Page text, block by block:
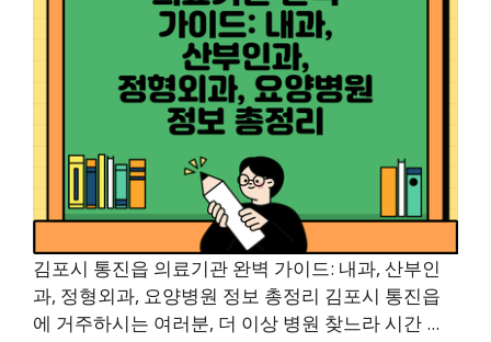
김포시 통진읍 의료기관 완벽 가이드: 내과, 산부인
과, 정형외과, 요양병원 정보 총정리 김포시 통진읍
에 거주하시는 여러분, 더 이상 병원 찾느라 시간 ...